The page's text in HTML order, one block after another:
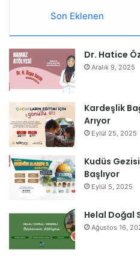
Son Eklenen
Dr. Hatice
Aralık 9, 2025
Kardeşlik
Arıyor
Eylül 25, 2025
Kudüs
Başlıyor
Eylül 5, 2025
Helal Doğal
Ağustos 16,